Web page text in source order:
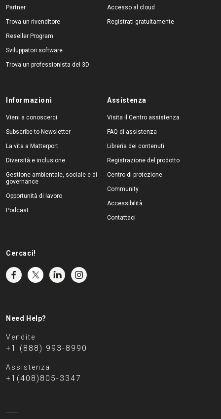
Partner
Trova un rivenditore
Reseller Program
Sviluppatori software
Trova un professionista del 3D
Accesso al cloud
Registrati gratuitamente
Informazioni
Vieni a conoscerci
Subscribe to Newsletter
La vita a Matterport
Diversità e inclusione
Gestione ambientale, sociale e di
governance
Opportunità di lavoro
Podcast
Assistenza
Visita il Centro assistenza
FAQ di assistenza
Libreria dei contenuti
Registrazione del prodotto
Centro di protezione
Community
Accessibilità
Contattaci
Cercaci!
Need Help?
Vendite
+1 (888) 993-8990
Assistenza
+1(408)805-3347